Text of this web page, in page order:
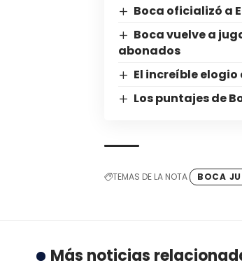
Boca oficializó a
Boca vuelve a
abonados
El increíble
Los puntajes de
TEMAS DE LA NOTA BOCA
Más noticias